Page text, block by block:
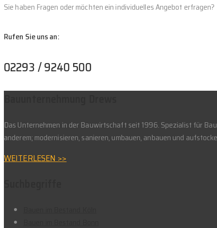
Sie haben Fragen oder möchten ein individuelles Angebot erfragen?
Rufen Sie uns an:
02293 / 9240 500
Das Unternehmen in der Bauwirtschaft seit 1996. Spezialist für
anderem; modernisieren, sanieren, umbauen, anbauen und
WEITERLESEN >>